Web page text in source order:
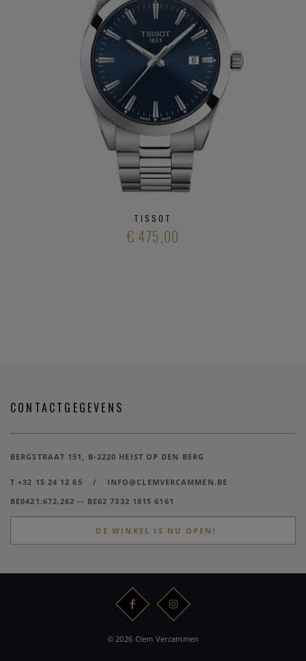
TISSOT
€ 475,00
CONTACTGEGEVENS
BERGSTRAAT 151, B-2220 HEIST OP DEN BERG
T +32 15 24 12 65 /
INFO@CLEMVERCAMMEN.BE
BE0421.672.262 -- BE62 7332 1815 6161
DE WINKEL IS NU OPEN!
© 2026 Clem Vercammen